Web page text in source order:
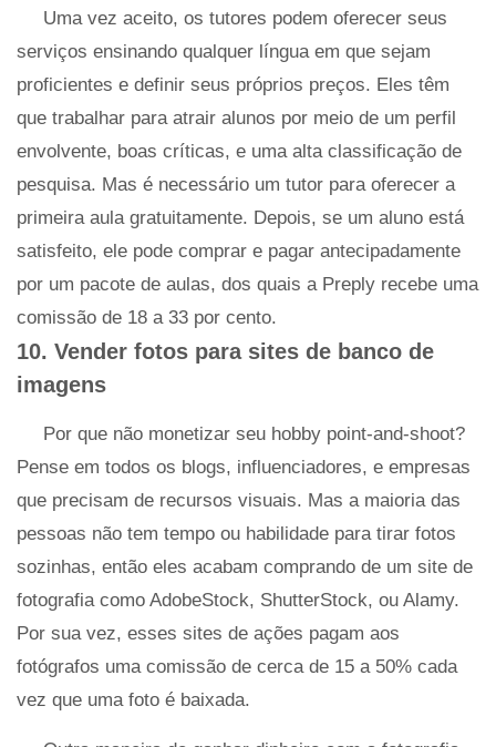
Uma vez aceito, os tutores podem oferecer seus
serviços ensinando qualquer língua em que sejam
proficientes e definir seus próprios preços. Eles têm
que trabalhar para atrair alunos por meio de um perfil
envolvente, boas críticas, e uma alta classificação de
pesquisa. Mas é necessário um tutor para oferecer a
primeira aula gratuitamente. Depois, se um aluno está
satisfeito, ele pode comprar e pagar antecipadamente
por um pacote de aulas, dos quais a Preply recebe uma
comissão de 18 a 33 por cento.
10. Vender fotos para sites de banco de
imagens
Por que não monetizar seu hobby point-and-shoot?
Pense em todos os blogs, influenciadores, e empresas
que precisam de recursos visuais. Mas a maioria das
pessoas não tem tempo ou habilidade para tirar fotos
sozinhas, então eles acabam comprando de um site de
fotografia como AdobeStock, ShutterStock, ou Alamy.
Por sua vez, esses sites de ações pagam aos
fotógrafos uma comissão de cerca de 15 a 50% cada
vez que uma foto é baixada.